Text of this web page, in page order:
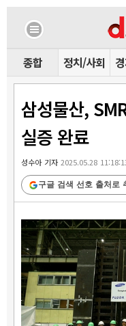
종합 정치/사회
삼성물산,
실증 완료
성수아 기자2025.05.28
구글 검색 선호 출처로